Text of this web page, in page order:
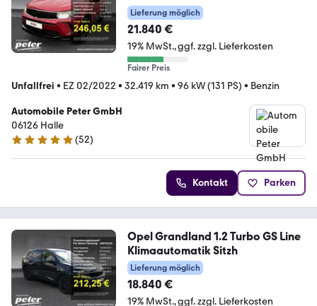
Lieferung möglich
21.840 €
19% MwSt. ggf. zzgl. Lieferkosten
Fairer Preis
Unfallfrei • EZ 02/2022 • 32.419 km • 96 kW (131 PS) • Benzin
Automobile Peter GmbH
06126 Halle
5 Sterne
(52)
Kontakt Parken
Opel Grandland 1.2 Turbo GS Line
Klimaautomatik Sitzh
Lieferung möglich
18.840 €
19% MwSt. ggf. zzgl. Lieferkosten